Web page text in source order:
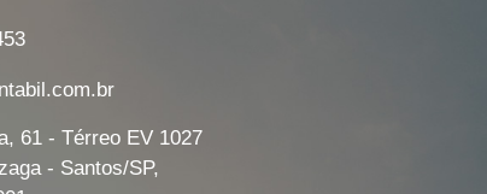
61 - Térreo EV 1027
- Santos/SP,